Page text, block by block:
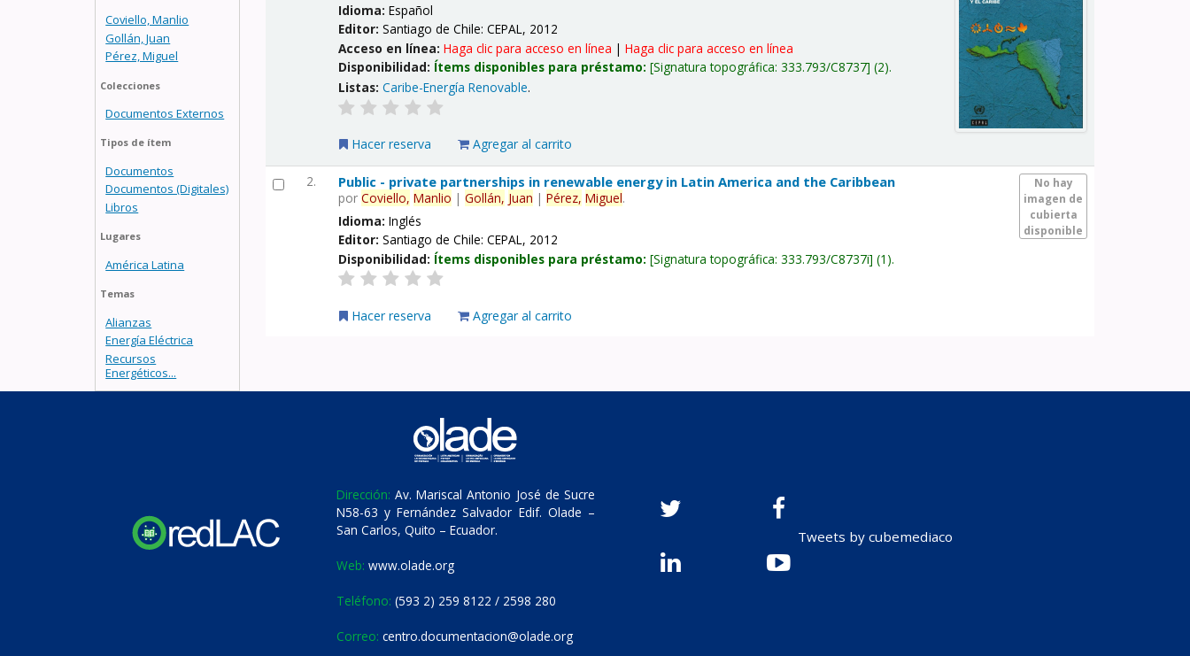
Coviello, Manlio
Gollán, Juan
Pérez, Miguel
Colecciones
Documentos Externos
Tipos de ítem
Documentos
Documentos (Digitales)
Libros
Lugares
América Latina
Temas
Alianzas
Energía Eléctrica
Recursos
Energéticos...
Idioma:Español
Editor:Santiago de Chile: CEPAL, 2012
Acceso en línea:Haga clic para acceso en línea |Haga clic para acceso en línea
Disponibilidad: Ítems disponibles para préstamo: Signatura topográfica:333.793/C8737 (2).
Listas: Caribe-Energía Renovable.
Hacer reserva Agregar al carrito
2.
No hay
imagen de
cubierta
disponible
Public - private partnerships in renewable energy in Latin America and the Caribbean
porCoviello, Manlio |Gollán, Juan |Pérez, Miguel.
Idioma:Inglés
Editor:Santiago de Chile: CEPAL, 2012
Disponibilidad: Ítems disponibles para préstamo: Signatura topográfica:333.793/C8737i (1).
Hacer reserva Agregar al carrito
Dirección: Av. Mariscal Antonio José de Sucre
N58-63 y Fernández Salvador Edif. Olade –
San Carlos, Quito – Ecuador.
Web: www.olade.org
Teléfono: (593 2) 259 8122 / 2598 280
Correo: centro.documentacion@olade.org
Tweets by cubemediaco